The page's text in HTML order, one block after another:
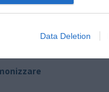
Data Deletion
covid